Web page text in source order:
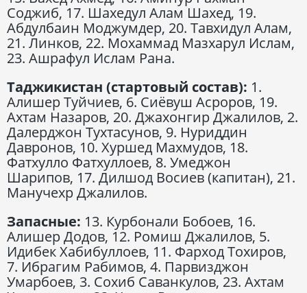
Соджиб, 17. Шахедул Алам Шахед, 19.
Абдулбаин Моджумдер, 20. Тавхидул Алам,
21. Линков, 22. Мохаммад Мазхарул Ислам,
23. Ашрафул Ислам Рана.
Таджикистан (стартовый состав): 1.
Алишер Туйчиев, 6. Сиёвуш Асроров, 19.
Ахтам Назаров, 20. Джахонгир Джалилов, 2.
Далерджон Тухтасунов, 9. Нуриддин
Давронов, 10. Хуршед Махмудов, 18.
Фатхулло Фатхуллоев, 8. Умеджон
Шарипов, 17. Дилшод Восиев (капитан), 21.
Манучехр Джалилов.
Запасные: 13. Курбонали Бобоев, 16.
Алишер Додов, 12. Ромиш Джалилов, 5.
Идибек Хабибуллоев, 11. Фарход Тохиров,
7. Ибрагим Рабимов, 4. Парвизджон
Умарбоев, 3. Сохиб Саванкулов, 23. Ахтам